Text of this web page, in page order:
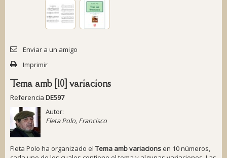
Enviar a un amigo
Imprimir
Tema amb [10] variacions
Referencia DE597
Autor:
Fleta Polo, Francisco
Fleta Polo ha organizado el Tema amb variacions en 10 números,